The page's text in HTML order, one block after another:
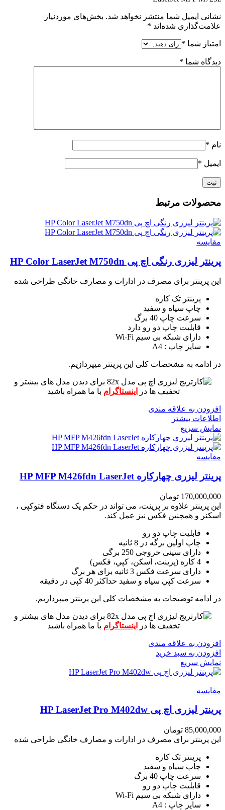
نشانی ایمیل شما منتشر نخواهد شد. بخش‌های موردنیاز
علامت‌گذاری شده‌اند *
امتیاز شما *
دیدگاه شما *
نام *
ایمیل *
محصولات مرتبط
مقايسه
پرینتر لیزری رنگی اچ پی HP Color LaserJet M750dn
این پرینتر برای مصرف در ادارات و مصارف خانگی طراحی شده
پرینتر تک کاره
چاپ سیاه و سفید
سرعت چاپ 40 برگ
قابلیت چاپ دو رو دارد
دارای شبکه بی سیم Wi-Fi
سایز چاپ : A4
در ادامه به مشخصات کلی این پرینتر میپردازیم.
برای دیدن مدل های بیشتر و
تخفیف ها در
اینستاگرام با ما همراه باشید
افزودن به علاقه مندی
اطلاعات بیشتر
نمایش سریع
مقايسه
پرینتر لیزری چهارکاره HP MFP M426fdn LaserJet
170,000,000 تومان
این پرینتر علاوه بر پرینت، می تواند در حکم یک دستگاه فتوکپی ،
اسکنر و همچنین فکس نیز عمل کند.
قابلیت چاپ دو رو
چاپ اولین برگه در 8 ثانیه
دارای سینی خروجی 250 برگی
4 کاره (پرينت، اسکن، کپي، فکس)
دارای سرعت فکس 3 ثانیه برای هر برگ
سرعت کپي سياه و سفيد حداکثر 40 کپی در دقیقه
در ادامه توضیحات به مشخصات کلی این پرینتر میپردازیم.
برای دیدن مدل های بیشتر و
تخفیف ها در
اینستاگرام با ما همراه باشید
افزودن به علاقه مندی
افزودن به سبد خرید
نمایش سریع
مقايسه
پرینتر لیزری اچ پی HP LaserJet Pro M402dw
85,000,000 تومان
این پرینتر برای مصرف در ادارات و مصارف خانگی طراحی شده
پرینتر تک کاره
چاپ سیاه و سفید
سرعت چاپ 40 برگ
قابلیت چاپ دو رو
دارای شبکه بی سیم Wi-Fi
سایز چاپ : A4